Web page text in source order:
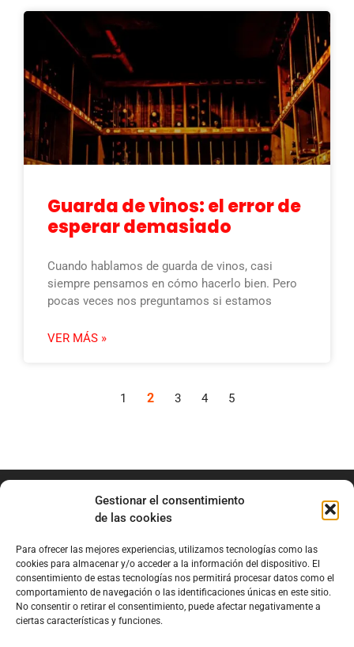
Gestionar el consentimiento
de las cookies
Para ofrecer las mejores experiencias, utilizamos tecnologías como las
cookies para almacenar y/o acceder a la información del dispositivo. El
consentimiento de estas tecnologías nos permitirá procesar datos como el
comportamiento de navegación o las identificaciones únicas en este sitio.
No consentir o retirar el consentimiento, puede afectar negativamente a
ciertas características y funciones.
Guarda de vinos: el error de
esperar demasiado
Cuando hablamos de guarda de vinos, casi
siempre pensamos en cómo hacerlo bien. Pero
pocas veces nos preguntamos si estamos
VER MÁS »
1 2 3 4 5
info@marianobraga.com
BRAGA Academia
Podcast